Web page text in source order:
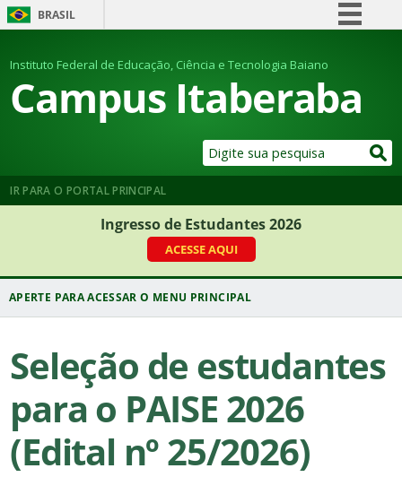
BRASIL
Comunica BR
Participe
Legislação
Instituto Federal de Educação, Ciência e Tecnologia Baiano
Campus Itaberaba
IR PARA O PORTAL PRINCIPAL
Ingresso de Estudantes 2026
ACESSE AQUI
Seleção de estudantes
para o PAISE 2026
(Edital nº 25/2026)